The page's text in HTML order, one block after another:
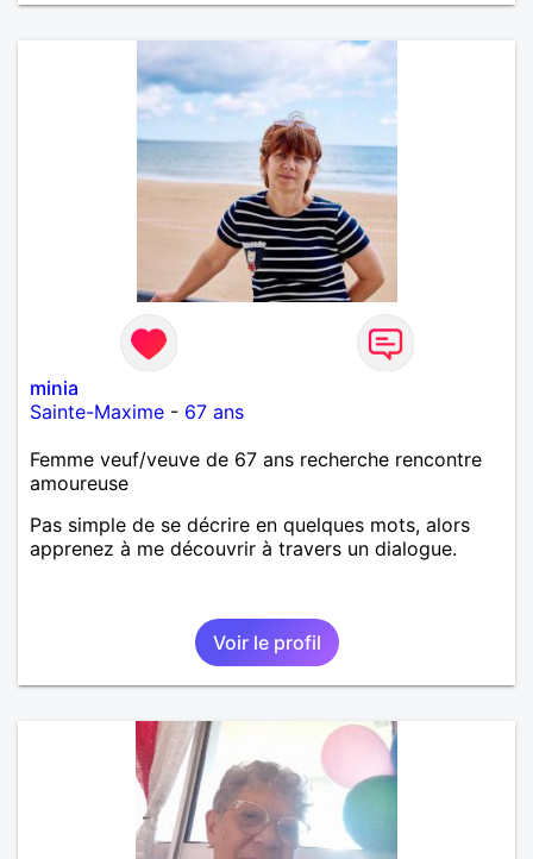
minia
Sainte-Maxime - 67 ans
Femme veuf/veuve de 67 ans recherche rencontre
amoureuse
Pas simple de se décrire en quelques mots, alors
apprenez à me découvrir à travers un dialogue.
Voir le profil